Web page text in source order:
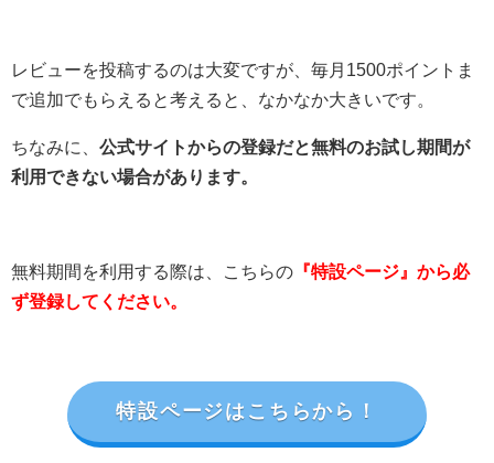
レビューを投稿するのは大変ですが、毎月1500ポイントま
で追加でもらえると考えると、なかなか大きいです。
ちなみに、 公式サイトからの登録だと無料のお試し期間が
利用できない場合があります。
無料期間を利用する際は、こちらの 『特設ページ』から必
ず登録してください。
特設ページはこちらから！